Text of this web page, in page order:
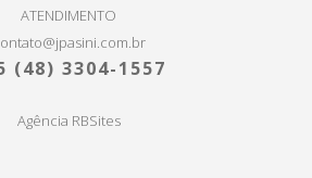
ATENDIMENTO
(48) 3304-1557
Agência RBSites